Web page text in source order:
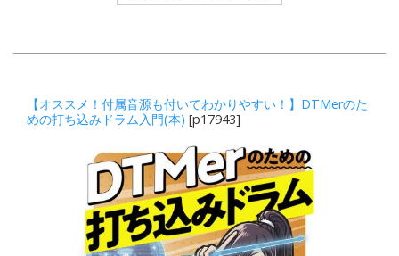
【オススメ！付属音源も付いてわかりやすい！】DTMerのた
めの打ち込みドラム入門(本) [p17943]